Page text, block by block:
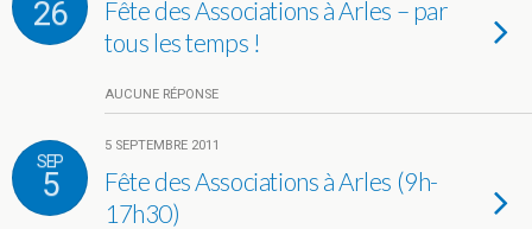
26
Fête des Associations à Arles – par
tous les temps !
AUCUNE RÉPONSE
SEP
5
5 SEPTEMBRE 2011
Fête des Associations à Arles (9h-
17h30)